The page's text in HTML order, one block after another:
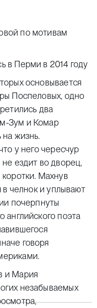
по мотивам
в Перми в 2014 году
основывается
Поспеловых, одно
два
Зум и Комар
жизнь.
у него чересчур
ездит во дворец,
Махнув
в челнок и уплывают
почерпнуты
английского поэта
говоря
и Мария
незабываемых